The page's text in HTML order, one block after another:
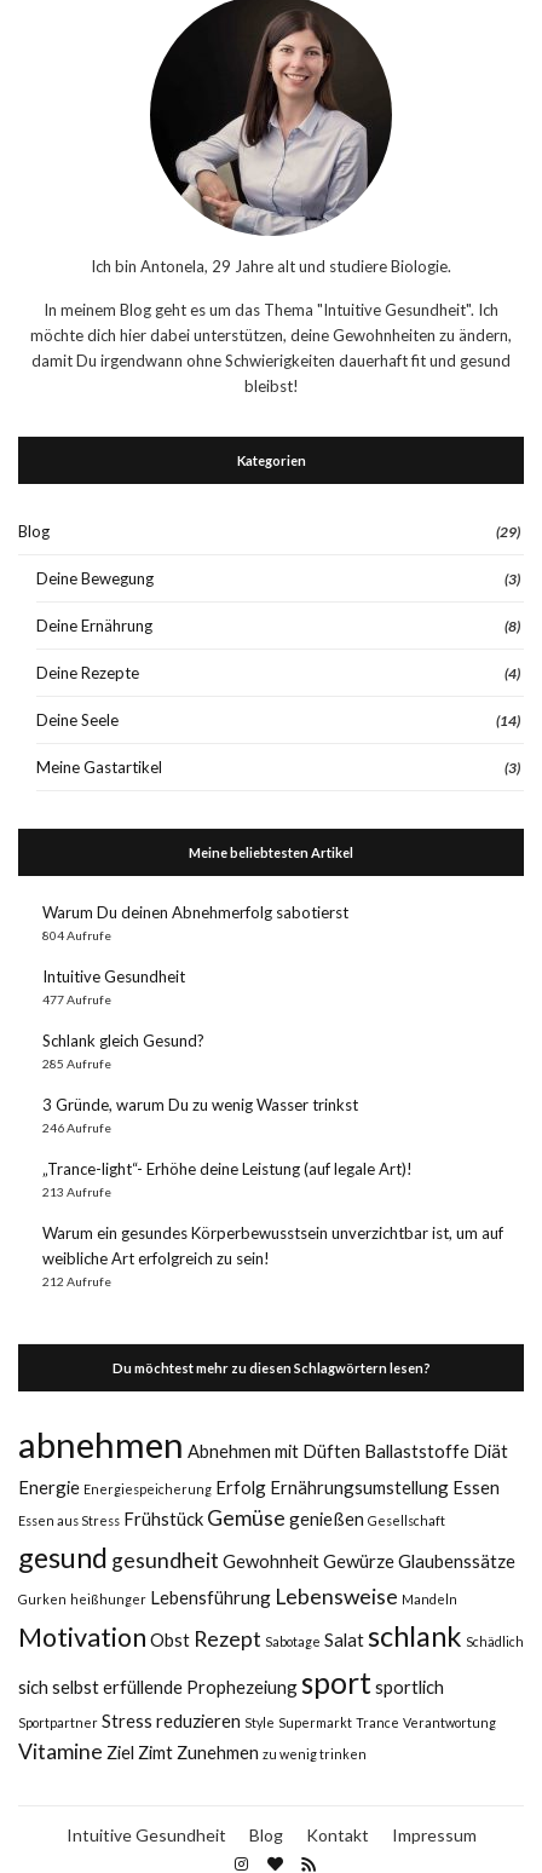
Ich bin Antonela, 29 Jahre alt und studiere Biologie.
In meinem Blog geht es um das Thema "Intuitive Gesundheit". Ich
möchte dich hier dabei unterstützen, deine Gewohnheiten zu ändern,
damit Du irgendwann ohne Schwierigkeiten dauerhaft fit und gesund
bleibst!
Kategorien
Blog (29)
Deine Bewegung (3)
Deine Ernährung (8)
Deine Rezepte (4)
Deine Seele (14)
Meine Gastartikel (3)
Meine beliebtesten Artikel
Warum Du deinen Abnehmerfolg sabotierst
804 Aufrufe
Intuitive Gesundheit
477 Aufrufe
Schlank gleich Gesund?
285 Aufrufe
3 Gründe, warum Du zu wenig Wasser trinkst
246 Aufrufe
„Trance-light“- Erhöhe deine Leistung (auf legale Art)!
213 Aufrufe
Warum ein gesundes Körperbewusstsein unverzichtbar ist, um auf
weibliche Art erfolgreich zu sein!
212 Aufrufe
Du möchtest mehr zu diesen Schlagwörtern lesen?
abnehmen Abnehmen mit Düften Ballaststoffe Diät
Energie Energiespeicherung Erfolg Ernährungsumstellung Essen
Essen aus Stress Frühstück Gemüse genießen Gesellschaft
gesund gesundheit GewohnheitGewürzeGlaubenssätze
Gurken heißhunger Lebensführung Lebensweise Mandeln
Motivation Obst Rezept Sabotage Salatschlank Schädlich
sich selbst erfüllende Prophezeiungsportsportlich
Sportpartner Stress reduzieren Style Supermarkt Trance Verantwortung
Vitamine Ziel Zimt Zunehmen zu wenig trinken
Intuitive Gesundheit Blog Kontakt Impressum